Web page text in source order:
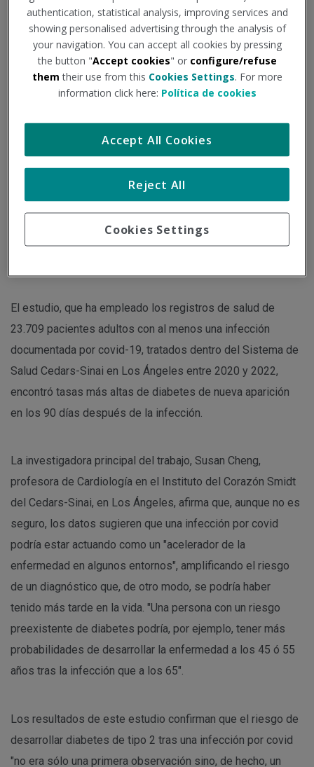
Tipo de documento:Noticia
El riesgo persiste en cualquier variante, incluida ómicron,
según un estudio sobre casi 24.000 adultos, que pone de
Llevamos más de tres años conviviendo con el coronavirus
infección en el organismo. Un nuevo estudio que acaba de
publicarse en JAMA Network Open indica que las
probabilidades de ser diagnosticado con diabetes de novo
El estudio, que ha empleado los registros de salud de
23.709 pacientes adultos con al menos una infección
documentada por covid-19, tratados dentro del Sistema de
Salud Cedars-Sinai en Los Ángeles entre 2020 y 2022,
encontró tasas más altas de diabetes de nueva aparición
en los 90 días después de la infección.
La investigadora principal del trabajo, Susan Cheng,
profesora de Cardiología en el Instituto del Corazón Smidt
del Cedars-Sinai, en Los Ángeles, afirma que, aunque no es
seguro, los datos sugieren que una infección por covid
podría estar actuando como un "acelerador de la
enfermedad en algunos entornos", amplificando el riesgo
de un diagnóstico que, de otro modo, se podría haber
tenido más tarde en la vida. "Una persona con un riesgo
preexistente de diabetes podría, por ejemplo, tener más
probabilidades de desarrollar la enfermedad a los 45 ó 55
años tras la infección que a los 65".
Los resultados de este estudio confirman que el riesgo de
desarrollar diabetes de tipo 2 tras una infección por covid
"no era sólo una primera observación sino, de hecho, un
authentication, statistical analysis, improving services and
showing personalised advertising through the analysis of
your navigation. You can accept all cookies by pressing
the button "Accept cookies" or configure/refuse
them their use from this Cookies Settings. For more
information click here: Política de cookies
Cookies Settings
Reject All
Accept All Cookies